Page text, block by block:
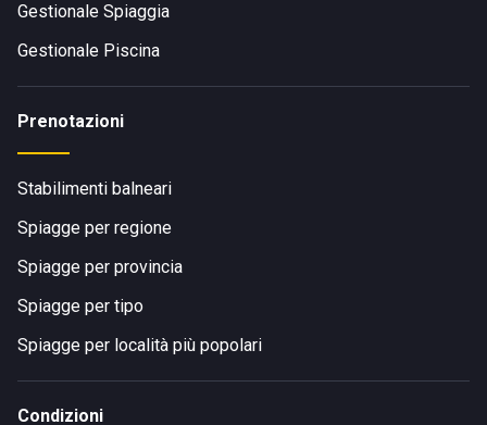
Gestionale Spiaggia
Gestionale Piscina
Prenotazioni
Stabilimenti balneari
Spiagge per regione
Spiagge per provincia
Spiagge per tipo
Spiagge per località più popolari
Condizioni